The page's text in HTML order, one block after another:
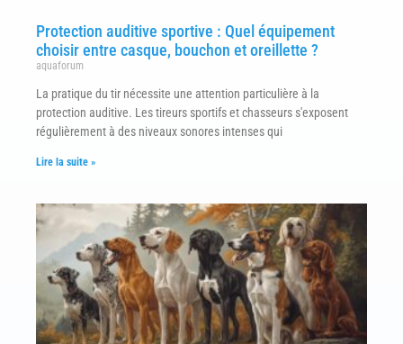
Protection auditive sportive : Quel équipement
choisir entre casque, bouchon et oreillette ?
aquaforum
La pratique du tir nécessite une attention particulière à la
protection auditive. Les tireurs sportifs et chasseurs s'exposent
régulièrement à des niveaux sonores intenses qui
Lire la suite »